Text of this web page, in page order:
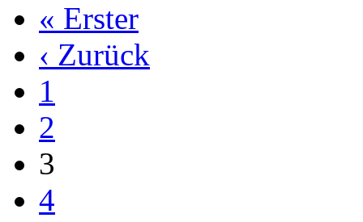
« Erster
‹ Zurück
1
2
3
4